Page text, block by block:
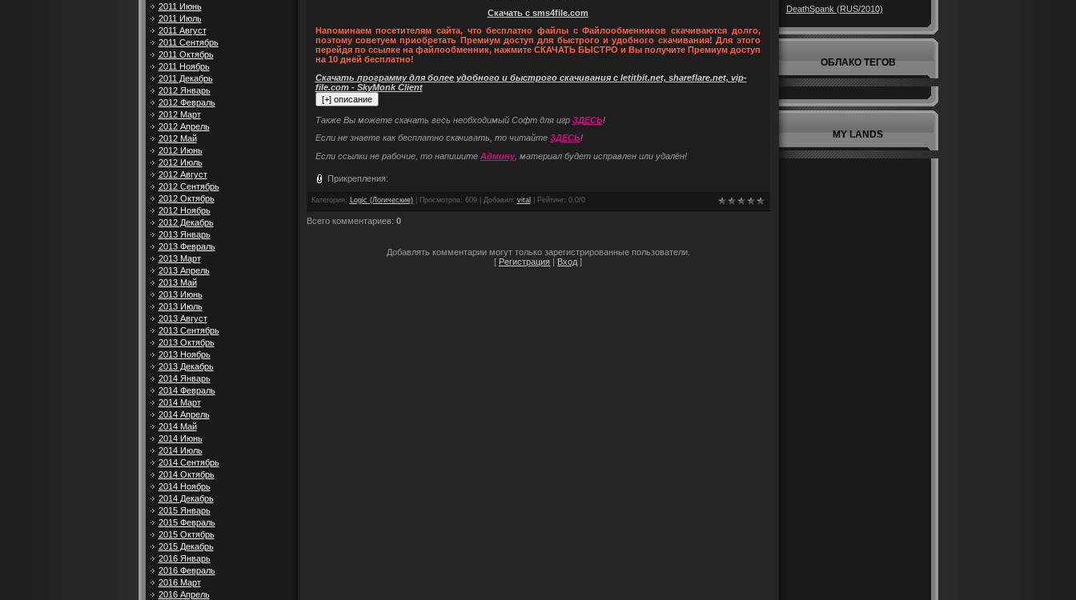
2011 Июнь
2011 Июль
2011 Август
2011 Сентябрь
2011 Октябрь
2011 Ноябрь
2011 Декабрь
2012 Январь
2012 Февраль
2012 Март
2012 Апрель
2012 Май
2012 Июнь
2012 Июль
2012 Август
2012 Сентябрь
2012 Октябрь
2012 Ноябрь
2012 Декабрь
2013 Январь
2013 Февраль
2013 Март
2013 Апрель
2013 Май
2013 Июнь
2013 Июль
2013 Август
2013 Сентябрь
2013 Октябрь
2013 Ноябрь
2013 Декабрь
2014 Январь
2014 Февраль
2014 Март
2014 Апрель
2014 Май
2014 Июнь
2014 Июль
2014 Сентябрь
2014 Октябрь
2014 Ноябрь
2014 Декабрь
2015 Январь
2015 Февраль
2015 Октябрь
2015 Декабрь
2016 Январь
2016 Февраль
2016 Март
2016 Апрель
Скачать с sms4file.com
Напоминаем посетителям сайта, что бесплатно файлы с Файлообменников скачиваются долго,
поэтому советуем приобретать Премиум доступ для быстрого и удобного скачивания! Для этого
перейдя по ссылке на файлообменник, нажмите СКАЧАТЬ БЫСТРО и Вы получите Премиум доступ
на 10 дней бесплатно!
Скачать программу для более удобного и быстрого скачивания с letitbit.net, shareflare.net, vip-
file.com - SkyMonk Client
Также Вы можете скачать весь необходимый Софт для игр ЗДЕСЬ!
Если не знаете как бесплатно скачивать, то читайте ЗДЕСЬ!
Если ссылки не рабочие, то напишите Админу, материал будет исправлен или удалён!
Прикрепления:
Категория : Logic (Логические)| Просмотров: 609 | Добавил: vital Рейтинг: 0.0/0
Всего комментариев: 0
Добавлять комментарии могут только зарегистрированные пользователи.
[ Регистрация | Вход ]
DeathSpank (RUS/2010)
ОБЛАКО ТЕГОВ
MY LANDS